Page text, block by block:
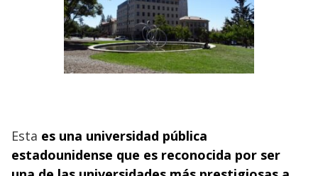
Esta es una universidad pública
estadounidense que es reconocida por ser